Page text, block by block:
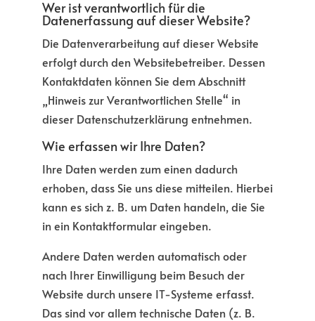
Wer ist verantwortlich für die
Datenerfassung auf dieser Website?
Die Datenverarbeitung auf dieser Website
erfolgt durch den Websitebetreiber. Dessen
Kontaktdaten können Sie dem Abschnitt
„Hinweis zur Verantwortlichen Stelle“ in
dieser Datenschutzerklärung entnehmen.
Wie erfassen wir Ihre Daten?
Ihre Daten werden zum einen dadurch
erhoben, dass Sie uns diese mitteilen. Hierbei
kann es sich z. B. um Daten handeln, die Sie
in ein Kontaktformular eingeben.
Andere Daten werden automatisch oder
nach Ihrer Einwilligung beim Besuch der
Website durch unsere IT-Systeme erfasst.
Das sind vor allem technische Daten (z. B.